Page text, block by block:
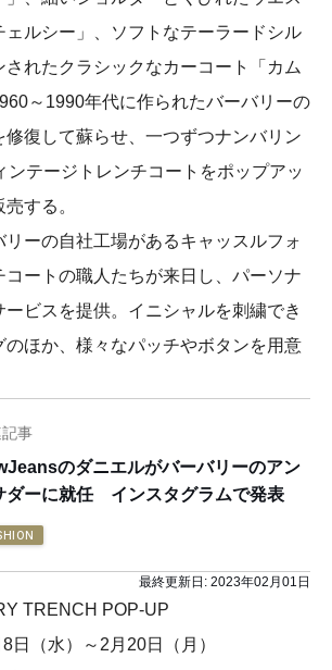
ェルシー」、ソフトなテーラードシル
されたクラシックなカーコート「カム
～1990年代に作られたバーバリーの
修復して蘇らせ、一つずつナンバリン
ンテージトレンチコートをポップアッ
する。
ーの自社工場があるキャッスルフォ
コートの職人たちが来日し、パーソナ
ービスを提供。イニシャルを刺繍でき
のほか、様々なパッチやボタンを用意
事
のダニエルがバーバリーのアン
ダーに就任 インスタグラムで発表
最終更新日: 2023年02月01日
TRENCH POP-UP
日（水）～2月20日（月）